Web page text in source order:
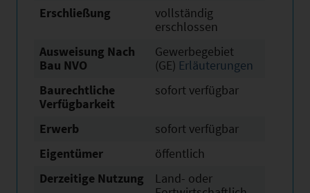
Erschließung
vollständig
erschlossen
Ausweisung Nach
Bau NVO
Gewerbegebiet
(GE) Erläuterungen
Baurechtliche
Verfügbarkeit
sofort verfügbar
Erwerb
sofort verfügbar
Eigentümer
öffentlich
Derzeitige Nutzung
Land- oder